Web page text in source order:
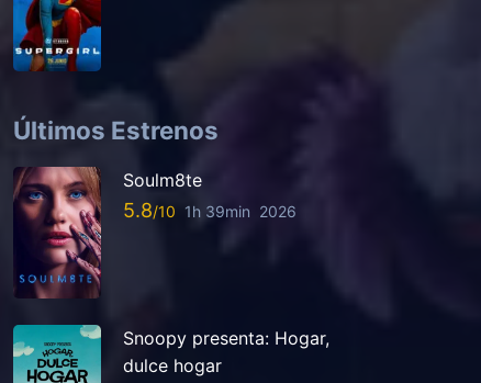
Últimos Estrenos
Soulm8te
5.8 1h 39min 2026
Snoopy presenta: Hogar,
dulce hogar